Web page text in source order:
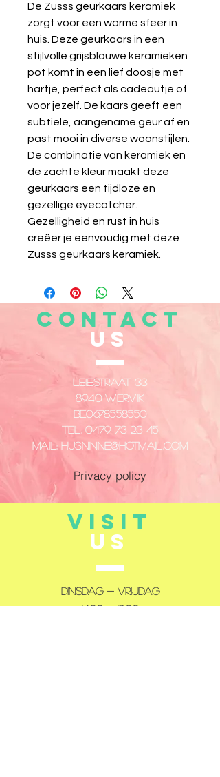
De Zusss geurkaars keramiek
zorgt voor een warme sfeer in
huis. Deze geurkaars in een
stijlvolle grijsblauwe keramieken
pot komt in een lief doosje met
hartje, perfect als cadeautje of
voor jezelf. De kaars geeft een
subtiele, aangename geur af en
past mooi in diverse woonstijlen.
De combinatie van keramiek en
de zachte kleur maakt deze
geurkaars een tijdloze en
gezellige eyecatcher.
Gezelligheid en rust in huis
creëer je eenvoudig met deze
Zusss geurkaars keramiek.
CONTACT
US
Leiestraat 33
8940 Wervik
​BE0678558550
Tel.0479 73 23 45
Mail: husninne@hotmail.com
Privacy policy
VISIT
US
Dinsdag - Vrijdag
14:00 - 18:00